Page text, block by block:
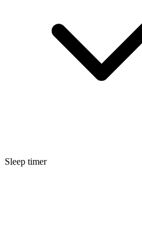
Sleep timer